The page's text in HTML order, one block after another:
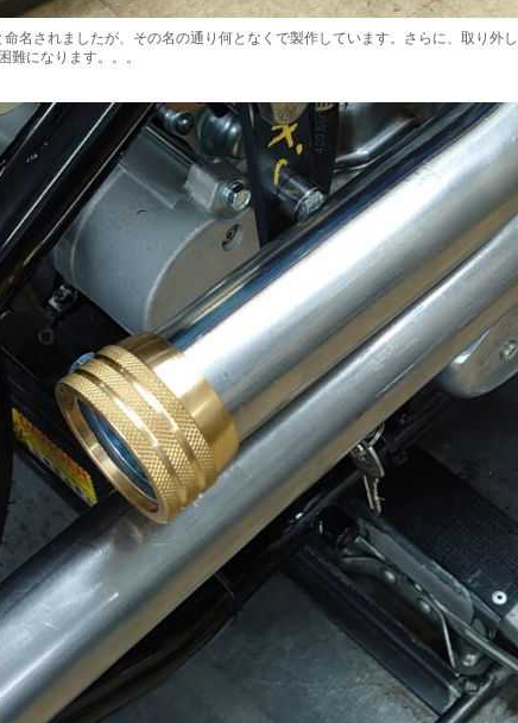
名されましたが、その名の通り何となくで製作しています。さらに、取り外し
難になります。。。